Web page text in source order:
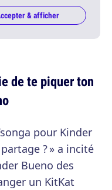
& afficher
de te piquer ton
pour Kinder
? » a incité
Bueno des
un KitKat